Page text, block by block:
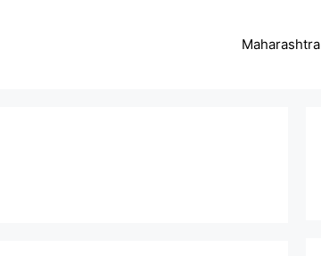
Maharashtra